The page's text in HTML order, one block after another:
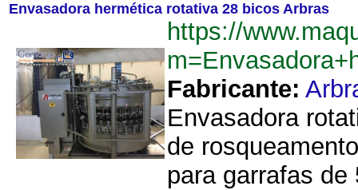
Envasadora hermética rotativa 28 bicos Arbras
https://
Fabricante:
Envasadora
de
para garrafas